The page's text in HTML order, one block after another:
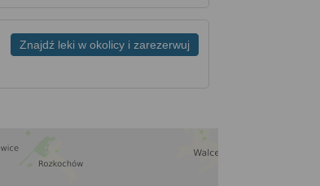
Znajdź leki w okolicy i zarezerwuj